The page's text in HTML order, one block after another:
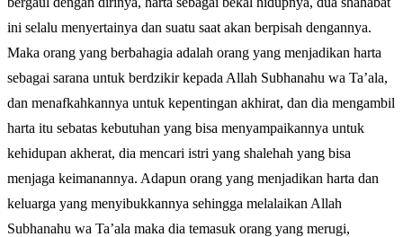
ini selalu menyertainya dan suatu saat akan berpisah dengannya.
Maka orang yang berbahagia adalah orang yang menjadikan harta
sebagai sarana untuk berdzikir kepada Allah Subhanahu wa Ta’ala,
dan menafkahkannya untuk kepentingan akhirat, dan dia mengambil
harta itu sebatas kebutuhan yang bisa menyampaikannya untuk
kehidupan akherat, dia mencari istri yang shalehah yang bisa
menjaga keimanannya. Adapun orang yang menjadikan harta dan
keluarga yang menyibukkannya sehingga melalaikan Allah
Subhanahu wa Ta’ala maka dia temasuk orang yang merugi,